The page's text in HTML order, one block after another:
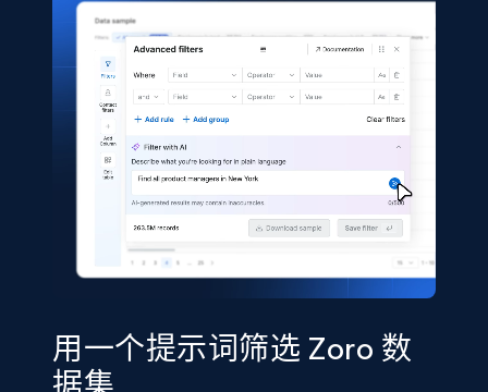
eCommerce
5.4K+ 立即购买
Shein- Products
Product name, Description, Initial price, Final
price, Currency, In stock, Color, Size, and more.
2.8K+
用一个提示词筛选 Zoro 数
据集